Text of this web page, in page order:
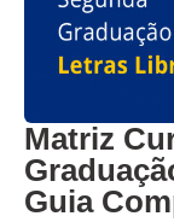
Matriz
Guia